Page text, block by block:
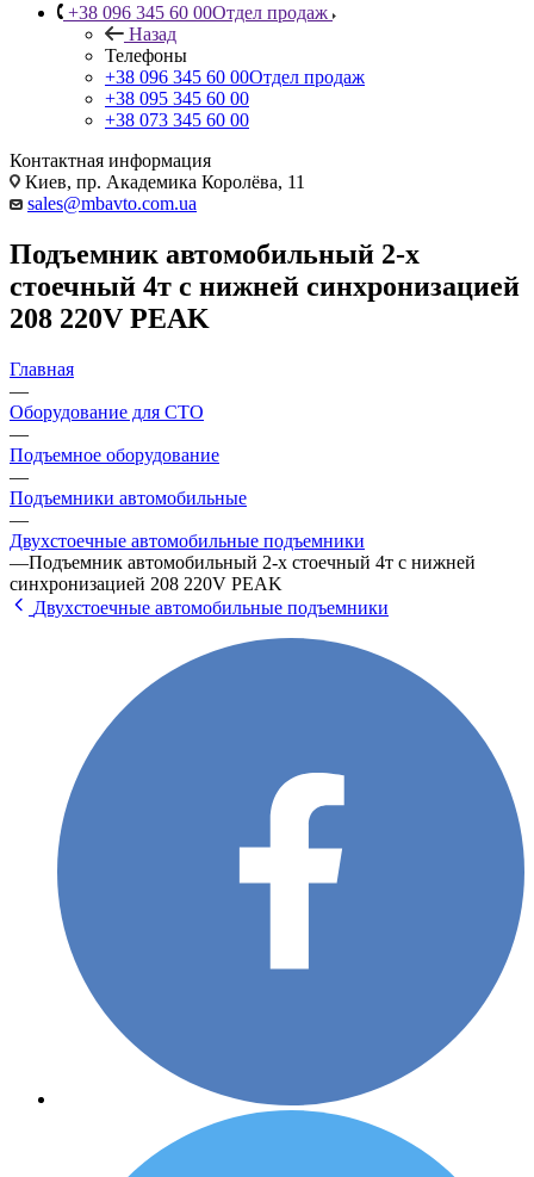
+38 096 345 60 00Отдел продаж
Назад
Телефоны
+38 096 345 60 00Отдел продаж
+38 095 345 60 00
+38 073 345 60 00
Контактная информация
Киев, пр. Академика Королёва, 11
sales@mbavto.com.ua
Подъемник автомобильный 2-х
стоечный 4т с нижней синхронизацией
208 220V PEAK
Главная
—
Оборудование для СТО
—
Подъемное оборудование
—
Подъемники автомобильные
—
Двухстоечные автомобильные подъемники
—Подъемник автомобильный 2-х стоечный 4т с нижней
синхронизацией 208 220V PEAK
Двухстоечные автомобильные подъемники